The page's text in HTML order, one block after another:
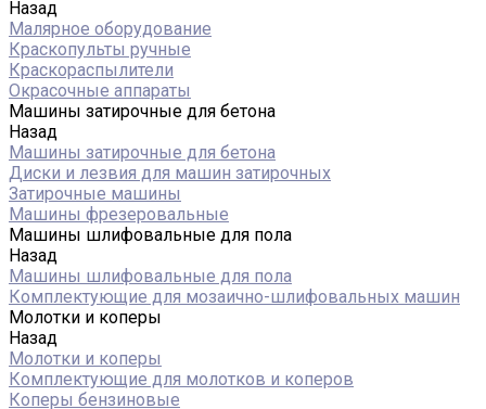
Назад
Малярное оборудование
Краскопульты ручные
Краскораспылители
Окрасочные аппараты
Машины затирочные для бетона
Назад
Машины затирочные для бетона
Диски и лезвия для машин затирочных
Затирочные машины
Машины фрезеровальные
Машины шлифовальные для пола
Назад
Машины шлифовальные для пола
Комплектующие для мозаично-шлифовальных машин
Молотки и коперы
Назад
Молотки и коперы
Комплектующие для молотков и коперов
Коперы бензиновые